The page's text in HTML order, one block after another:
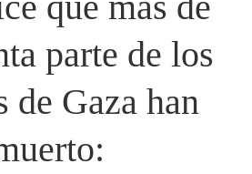
parte de los
de Gaza han